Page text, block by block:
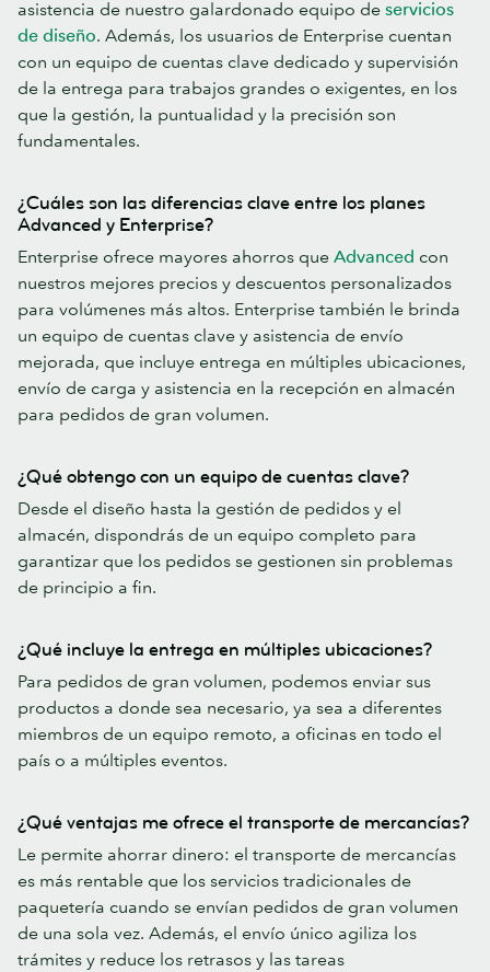
asistencia de nuestro galardonado equipo de servicios
de diseño. Además, los usuarios de Enterprise cuentan
con un equipo de cuentas clave dedicado y supervisión
de la entrega para trabajos grandes o exigentes, en los
que la gestión, la puntualidad y la precisión son
fundamentales.
¿Cuáles son las diferencias clave entre los planes
Advanced y Enterprise?
Enterprise ofrece mayores ahorros que Advanced con
nuestros mejores precios y descuentos personalizados
para volúmenes más altos. Enterprise también le brinda
un equipo de cuentas clave y asistencia de envío
mejorada, que incluye entrega en múltiples ubicaciones,
envío de carga y asistencia en la recepción en almacén
para pedidos de gran volumen.
¿Qué obtengo con un equipo de cuentas clave?
Desde el diseño hasta la gestión de pedidos y el
almacén, dispondrás de un equipo completo para
garantizar que los pedidos se gestionen sin problemas
de principio a fin.
¿Qué incluye la entrega en múltiples ubicaciones?
Para pedidos de gran volumen, podemos enviar sus
productos a donde sea necesario, ya sea a diferentes
miembros de un equipo remoto, a oficinas en todo el
país o a múltiples eventos.
¿Qué ventajas me ofrece el transporte de mercancías?
Le permite ahorrar dinero: el transporte de mercancías
es más rentable que los servicios tradicionales de
paquetería cuando se envían pedidos de gran volumen
de una sola vez. Además, el envío único agiliza los
trámites y reduce los retrasos y las tareas